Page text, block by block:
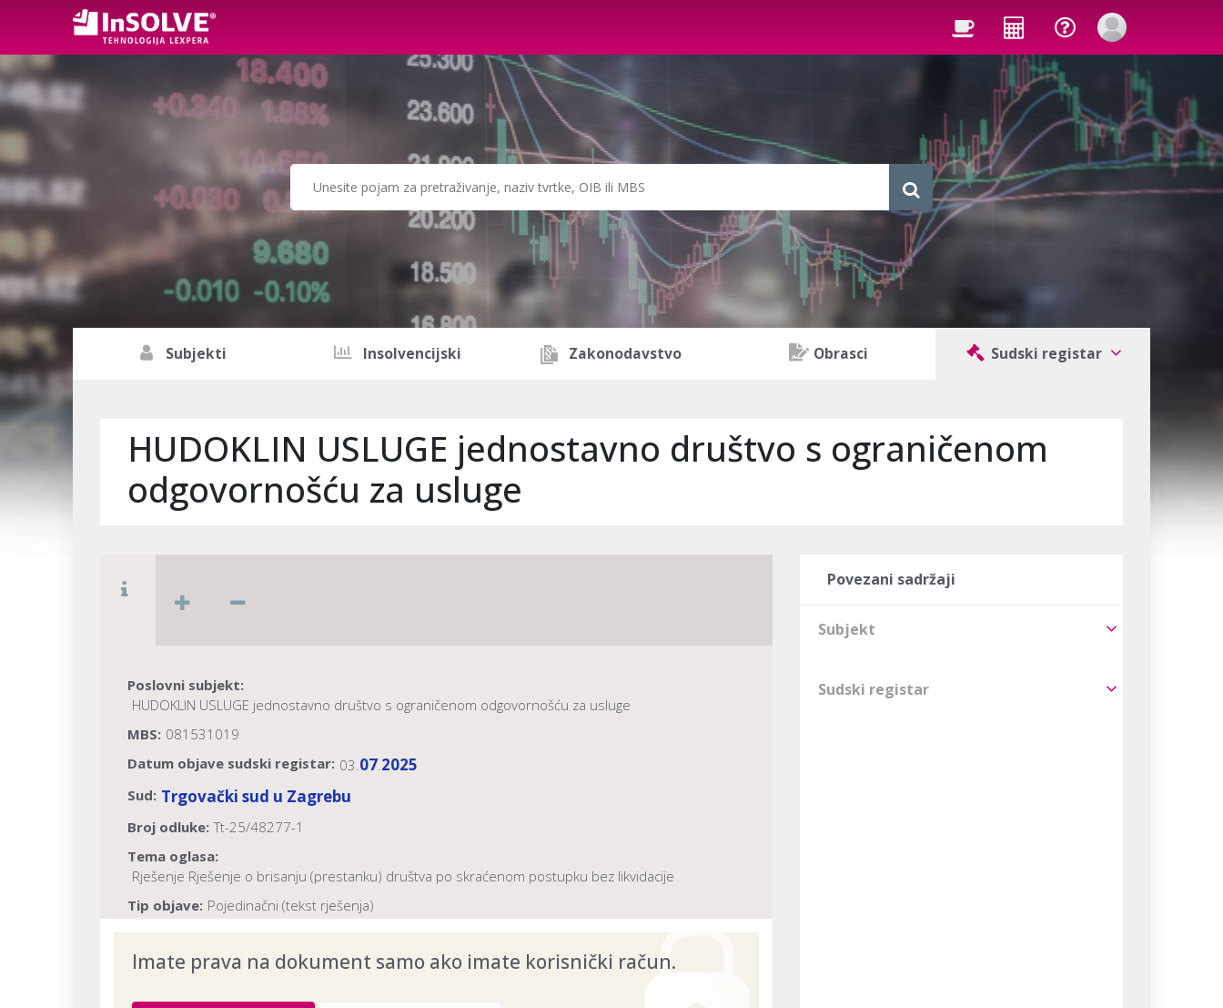
Subjekti Insolvencijski Zakonodavstvo Obrasci Sudski registar
HUDOKLIN USLUGE jednostavno društvo s ograničenom
odgovornošću za usluge
Poslovni subjekt:
HUDOKLIN USLUGE jednostavno društvo s ograničenom odgovornošću za usluge
MBS: 081531019
Datum objave sudski registar: 03.07.2025
Sud: Trgovački sud u Zagrebu
Broj odluke: Tt-25/48277-1
Tema oglasa:
Rješenje Rješenje o brisanju (prestanku) društva po skraćenom postupku bez likvidacije
Tip objave: Pojedinačni (tekst rješenja)
Dokument provjeren na datum: 10.08.2026
Imate prava na dokument samo ako imate korisnički račun.
Povezani sadržaji
Subjekt
Sudski registar